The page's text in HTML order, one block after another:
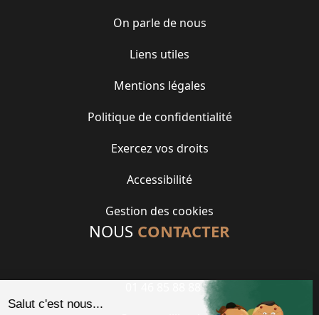
On parle de nous
Liens utiles
Mentions légales
Politique de confidentialité
Exercez vos droits
Accessibilité
Gestion des cookies
NOUS CONTACTER